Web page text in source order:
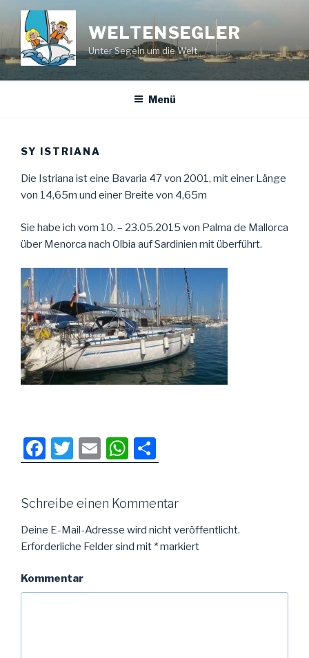
Inhalt
springen
WELTENSEGLER
Unter Segeln um die Welt
Menü
SY ISTRIANA
Die Istriana ist eine Bavaria 47 von 2001, mit einer Länge
von 14,65m und einer Breite von 4,65m
Sie habe ich vom 10. – 23.05.2015 von Palma de Mallorca
über Menorca nach Olbia auf Sardinien mit überführt.
F
a
c
e
b
o
o
T
wi
tt
er
E
m
ail
W
h
s
A
p
eil
e
n
Schreibe einen Kommentar
Deine E-Mail-Adresse wird nicht veröffentlicht.
Erforderliche Felder sind mit *markiert
Kommentar